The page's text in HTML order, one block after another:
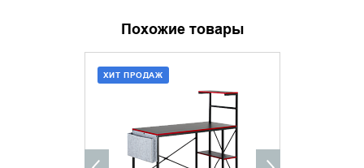
Похожие товары
ХИТ ПРОДАЖ
ДОБАВИТЬ В КОРЗИНУ
КУПИТЬ В 1 КЛИК